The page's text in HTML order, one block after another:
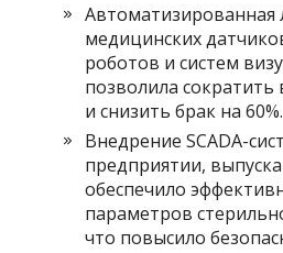
Автоматизированная
медицинских
роботов и систем
позволила сократить
и снизить брак на 60%.
Внедрение SCADA-
предприятии,
обеспечило
параметров
что повысило